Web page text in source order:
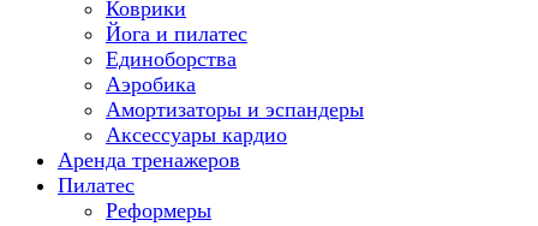
Коврики
Йога и пилатес
Единоборства
Аэробика
Амортизаторы и эспандеры
Аксессуары кардио
Аренда тренажеров
Пилатес
Реформеры